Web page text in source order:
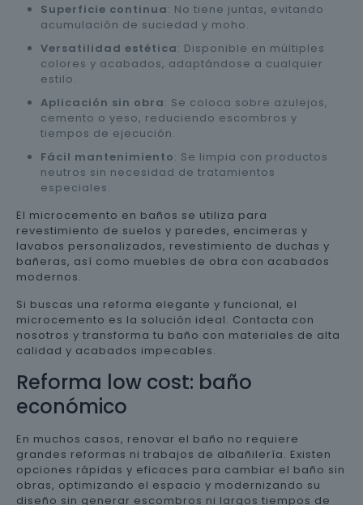
Superficie continua: No tiene juntas, evitando
acumulación de suciedad y moho.
Versatilidad estética: Disponible en múltiples
colores y acabados, adaptándose a cualquier
estilo.
Aplicación sin obra: Se coloca sobre azulejos,
cemento o yeso, reduciendo escombros y
tiempos de ejecución.
Fácil mantenimiento: Se limpia con productos
neutros sin necesidad de tratamientos
especiales.
El microcemento en baños se utiliza para
revestimiento de suelos y paredes, encimeras y
lavabos personalizados, revestimiento de duchas y
bañeras, así como muebles de obra con acabados
modernos.
Si buscas una reforma elegante y funcional, el
microcemento es la solución ideal. Contacta con
nosotros y transforma tu baño con materiales de alta
calidad y acabados impecables.
Reforma low cost: baño
económico
En muchos casos, renovar el baño no requiere
grandes reformas ni trabajos de albañilería. Existen
opciones rápidas y eficaces para cambiar el baño sin
obras, optimizando el espacio y modernizando su
diseño sin generar escombros ni largos tiempos de